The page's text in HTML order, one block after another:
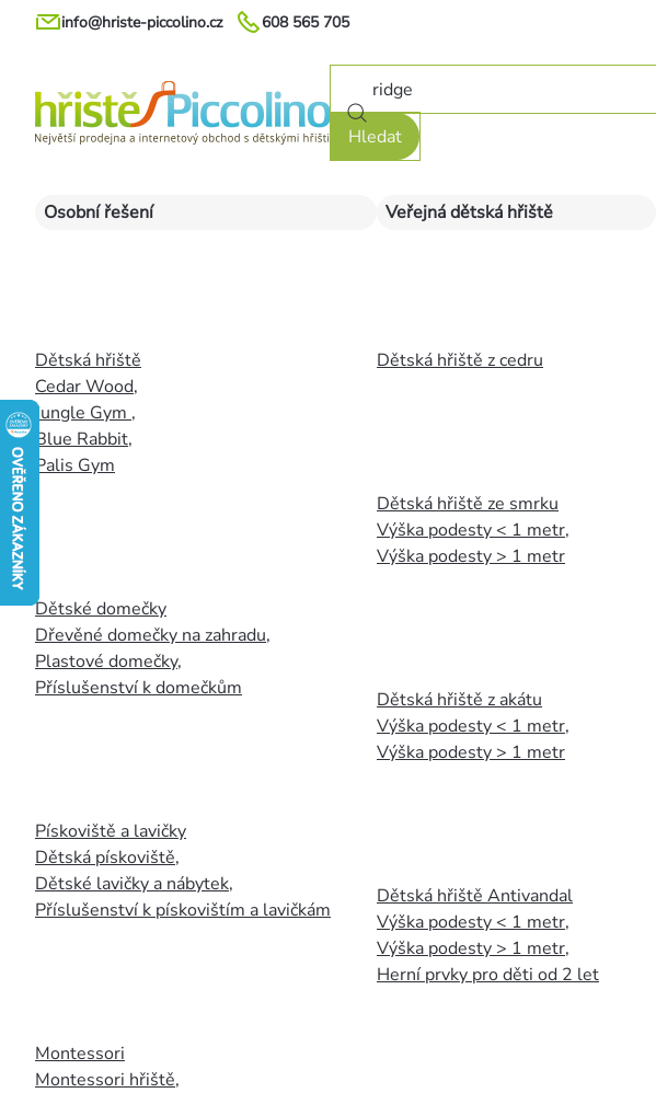
Přejít
608 565 705
info@hriste-piccolino.cz
Hledat
Osobní řešení
Dětská hřiště
Cedar Wood,
Jungle Gym ,
Blue Rabbit,
Palis Gym
Dětské domečky
Dřevěné domečky na zahradu,
Plastové domečky,
Příslušenství k domečkům
Pískoviště a lavičky
Dětská pískoviště,
Dětské lavičky a nábytek,
Příslušenství k pískovištím a lavičkám
Montessori
Montessori hřiště,
Veřejná dětská hřiště
Dětská hřiště z cedru
Dětská hřiště ze smrku
Výška podesty < 1 metr,
Výška podesty > 1 metr
Dětská hřiště z akátu
Výška podesty < 1 metr,
Výška podesty > 1 metr
Dětská hřiště Antivandal
Výška podesty < 1 metr,
Výška podesty > 1 metr,
Herní prvky pro děti od 2 let